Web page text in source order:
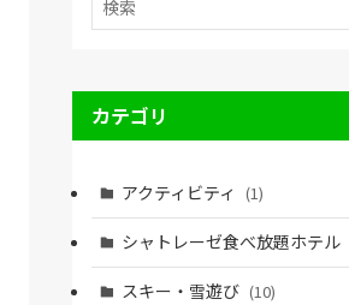
カテゴリ
アクティビティ (1)
シャトレーゼ食べ放題ホテル
スキー・雪遊び (10)